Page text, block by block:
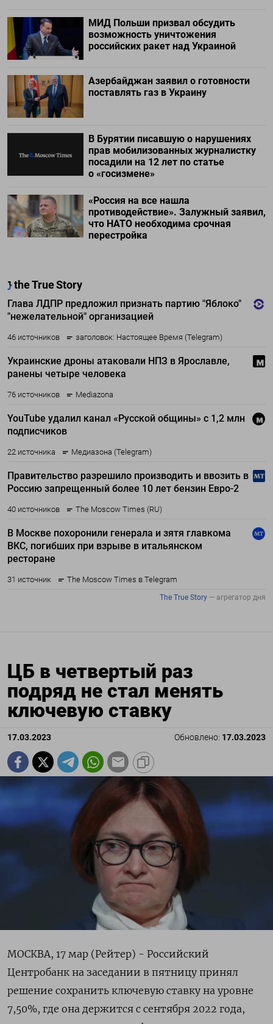
МИД Польши призвал обсудить
возможность уничтожения
российских ракет над Украиной
Азербайджан заявил о готовности
поставлять газ в Украину
В Бурятии писавшую о нарушениях
прав мобилизованных журналистку
посадили на 12 лет по статье
о «госизмене»
«Россия на все нашла
противодействие». Залужный заявил,
что НАТО необходима срочная
перестройка
ЦБ в четвертый раз
подряд не стал менять
ключевую ставку
17.03.2023 Обновлено: 17.03.2023
МОСКВА, 17 мар (Рейтер) - Российский
Центробанк на заседании в пятницу принял
решение сохранить ключевую ставку на уровне
7,50%, где она держится с сентября 2022 года,